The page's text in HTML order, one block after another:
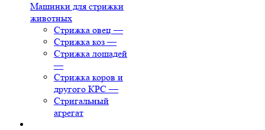
Машинки для стрижки
животных
Стрижка овец —
Стрижка коз —
Стрижка лошадей
—
Стрижка коров и
другого КРС —
Стригальный
агрегат